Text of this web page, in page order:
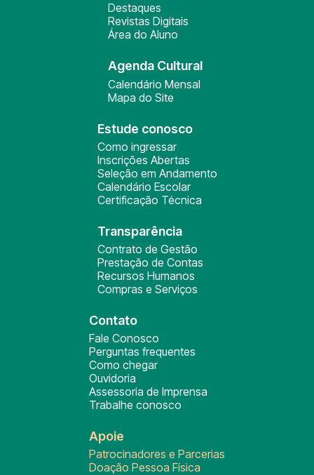
Destaques
Revistas Digitais
Área do Aluno
Agenda Cultural
Calendário Mensal
Mapa do Site
Estude conosco
Como ingressar
Inscrições Abertas
Seleção em Andamento
Calendário Escolar
Certificação Técnica
Transparência
Contrato de Gestão
Prestação de Contas
Recursos Humanos
Compras e Serviços
Contato
Fale Conosco
Perguntas frequentes
Como chegar
Ouvidoria
Assessoria de Imprensa
Trabalhe conosco
Apoie
Patrocinadores e Parcerias
Doação Pessoa Física